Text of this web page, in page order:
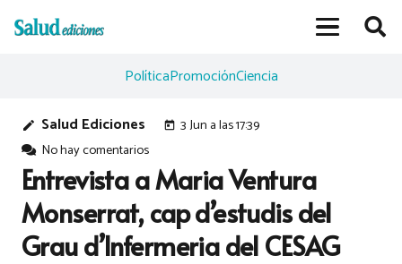
PolíticaPromociónCiencia
edit Salud Ediciones today 3 Jun a las 17:39
No hay comentarios
Entrevista a Maria Ventura
Monserrat, cap d’estudis del
Grau d’Infermeria del CESAG